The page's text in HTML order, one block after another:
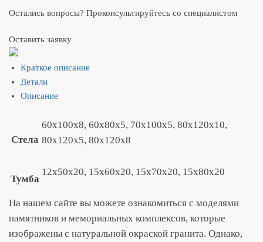
Остались вопросы? Проконсультируйтесь со специалистом
Оставить заявку
Краткое описание
Детали
Описание
Стела
60x100x8, 60x80x5, 70x100x5, 80x120x10,
80x120x5, 80x120x8
Тумба
12x50x20, 15x60x20, 15x70x20, 15x80x20
На нашем сайте вы можете ознакомиться с моделями
памятников и мемориальных комплексов, которые
изображены с натуральной окраской гранита. Однако,